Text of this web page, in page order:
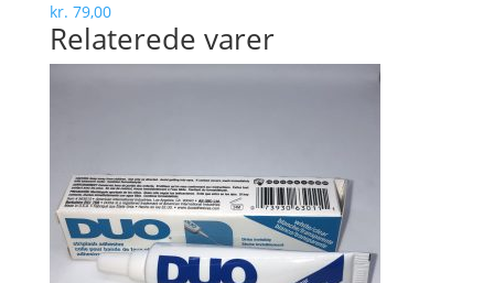
kr. 79,00
Relaterede varer